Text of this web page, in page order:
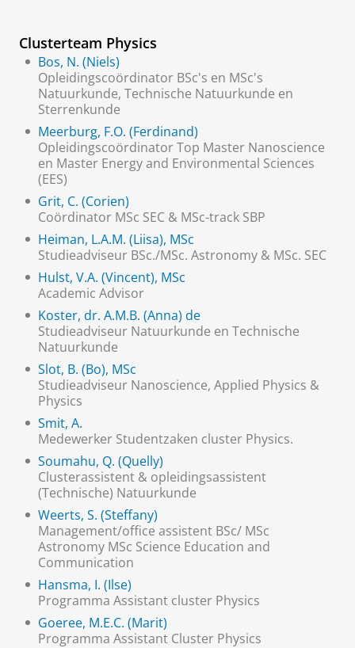
Clusterteam Physics
Bos, N. (Niels)
Opleidingscoördinator BSc's en MSc's
Natuurkunde, Technische Natuurkunde en
Sterrenkunde
Meerburg, F.O. (Ferdinand)
Opleidingscoördinator Top Master Nanoscience
en Master Energy and Environmental Sciences
(EES)
Grit, C. (Corien)
Coördinator MSc SEC & MSc-track SBP
Heiman, L.A.M. (Liisa), MSc
Studieadviseur BSc./MSc. Astronomy & MSc. SEC
Hulst, V.A. (Vincent), MSc
Academic Advisor
Koster, dr. A.M.B. (Anna) de
Studieadviseur Natuurkunde en Technische
Natuurkunde
Slot, B. (Bo), MSc
Studieadviseur Nanoscience, Applied Physics &
Physics
Smit, A.
Medewerker Studentzaken cluster Physics.
Soumahu, Q. (Quelly)
Clusterassistent & opleidingsassistent
(Technische) Natuurkunde
Weerts, S. (Steffany)
Management/office assistent BSc/ MSc
Astronomy MSc Science Education and
Communication
Hansma, I. (Ilse)
Programma Assistant cluster Physics
Goeree, M.E.C. (Marit)
Programma Assistant Cluster Physics